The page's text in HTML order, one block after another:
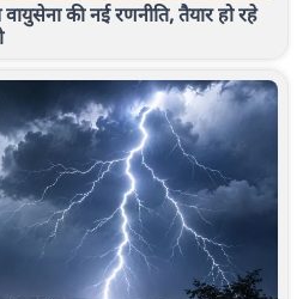
की नई रणनीति, तैयार हो रहे